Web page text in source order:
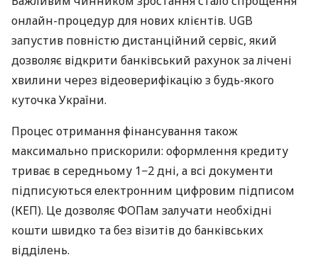
онлайн-процедур для нових клієнтів. UGB
запустив повністю дистанційний сервіс, який
дозволяє відкрити банківський рахунок за лічені
хвилини через відеоверифікацію з будь-якого
куточка України.
Процес отримання фінансування також
максимально прискорили: оформлення кредиту
триває в середньому 1−2 дні, а всі документи
підписуються електронним цифровим підписом
(КЕП). Це дозволяє ФОПам залучати необхідні
кошти швидко та без візитів до банківських
відділень.